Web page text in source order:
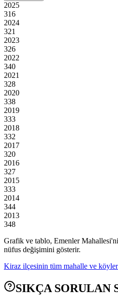
2025
316
2024
321
2023
326
2022
340
2021
328
2020
338
2019
333
2018
332
2017
320
2016
327
2015
333
2014
344
2013
348
Grafik ve tablo, Emenler
nüfus değişimini gösterir.
Kiraz ilçesinin tüm mahalle ve
SIKÇA SORULAN